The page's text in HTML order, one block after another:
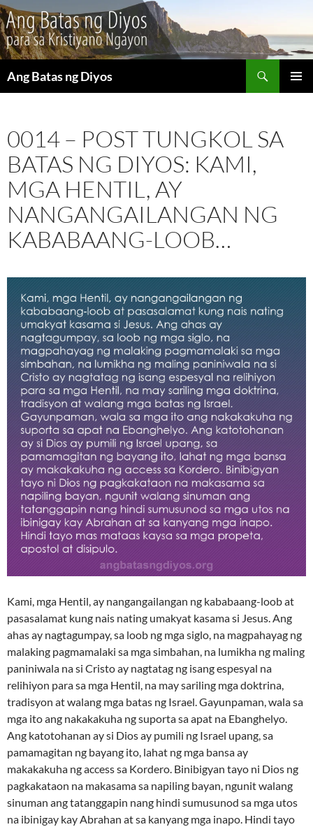
Ang Batas ng Diyos
0014 – POST TUNGKOL SA
BATAS NG DIYOS: KAMI,
MGA HENTIL, AY
NANGANGAILANGAN NG
KABABAANG-LOOB…
Kami, mga Hentil, ay nangangailangan ng kababaang-loob at
pasasalamat kung nais nating umakyat kasama si Jesus. Ang
ahas ay nagtagumpay, sa loob ng mga siglo, na magpahayag ng
malaking pagmamalaki sa mga simbahan, na lumikha ng maling
paniniwala na si Cristo ay nagtatag ng isang espesyal na
relihiyon para sa mga Hentil, na may sariling mga doktrina,
tradisyon at walang mga batas ng Israel. Gayunpaman, wala sa
mga ito ang nakakakuha ng suporta sa apat na Ebanghelyo.
Ang katotohanan ay si Dios ay pumili ng Israel upang, sa
pamamagitan ng bayang ito, lahat ng mga bansa ay
makakakuha ng access sa Kordero. Binibigyan tayo ni Dios ng
pagkakataon na makasama sa napiling bayan, ngunit walang
sinuman ang tatanggapin nang hindi sumusunod sa mga utos
na ibinigay kay Abrahan at sa kanyang mga inapo. Hindi tayo